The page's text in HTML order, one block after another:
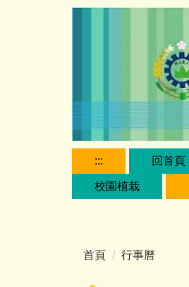
::: 回首頁
校園植栽
首頁 行事曆